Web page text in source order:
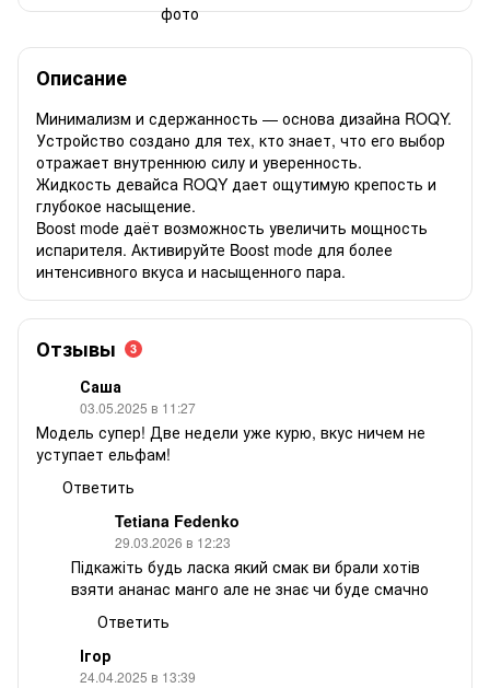
Описание
Минимализм и сдержанность — основа дизайна ROQY.
Устройство создано для тех, кто знает, что его выбор
отражает внутреннюю силу и уверенность.
Жидкость девайса ROQY дает ощутимую крепость и
глубокое насыщение.
Boost mode даёт возможность увеличить мощность
испарителя. Активируйте Boost mode для более
интенсивного вкуса и насыщенного пара.
Отзывы 3
Саша
03.05.2025 в 11:27
Модель супер! Две недели уже курю, вкус ничем не
уступает ельфам!
Ответить
Tetiana Fedenko
29.03.2026 в 12:23
Підкажіть будь ласка який смак ви брали хотів
взяти ананас манго але не знає чи буде смачно
Ответить
Ігор
24.04.2025 в 13:39